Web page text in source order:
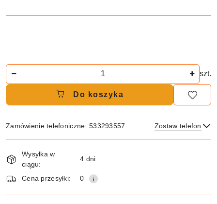
szt.
Do koszyka
Zamówienie telefoniczne: 533293557 Zostaw telefon
Dostępność
i
dostawa
Wysyłka w
ciągu:
4 dni
Cena przesyłki: 0